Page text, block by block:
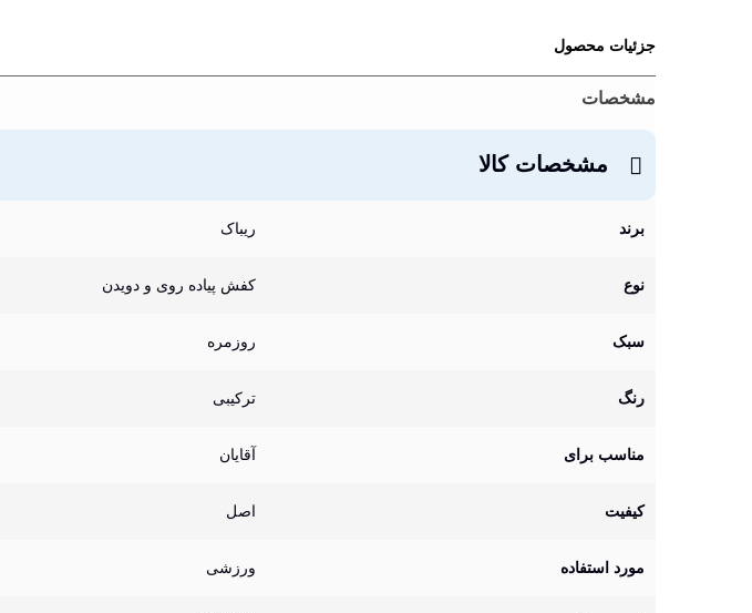
جزئیات محصول
مشخصات
مشخصات کالا
برند ریباک
نوع کفش پیاده روی و دویدن
سبک روزمره
رنگ ترکیبی
مناسب برای آقایان
کیفیت اصل
مورد استفاده ورزشی